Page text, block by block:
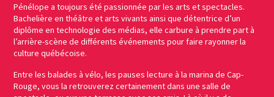
Pénélope a toujours été passionnée par les arts et spectacles.
Bachelière en théâtre et arts vivants ainsi que détentrice d’un
diplôme en technologie des médias, elle carbure à prendre part à
l’arrière-scène de différents événements pour faire rayonner la
culture québécoise.
Entre les balades à vélo, les pauses lecture à la marina de Cap-
Rouge, vous la retrouverez certainement dans une salle de